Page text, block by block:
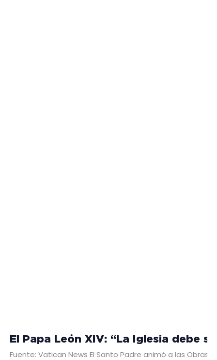
El Papa León XIV: “La Iglesia debe
Fuente: Vatican News El Santo Padre animó a las